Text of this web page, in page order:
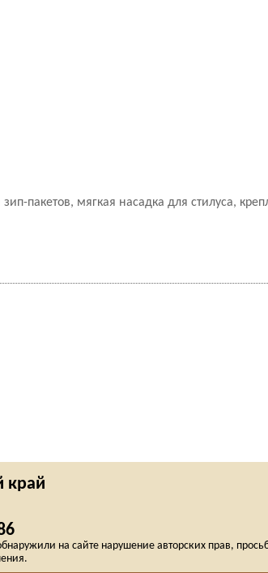
пакетов, мягкая насадка для стилуса,
край
на сайте нарушение авторских прав,